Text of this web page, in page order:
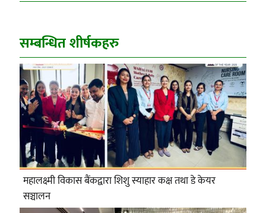
सम्बन्धित शीर्षकहरु
महालक्ष्मी विकास बैंकद्वारा शिशु स्याहार कक्ष तथा डे केयर
सञ्चालन